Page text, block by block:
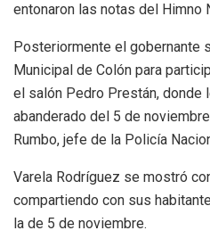
entonaron las notas del Himno
Posteriormente el gobernante
Municipal de Colón para
el salón Pedro Prestán, donde
abanderado del 5 de
Rumbo, jefe de la Policía
Varela Rodríguez se mostró
compartiendo con sus
la de 5 de noviembre.